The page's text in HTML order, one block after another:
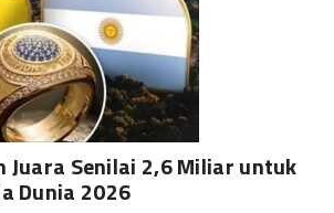
Juara Senilai 2,6 Miliar untuk
Dunia 2026